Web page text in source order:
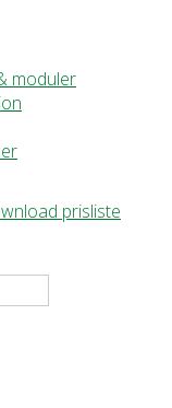
moduler
prisliste